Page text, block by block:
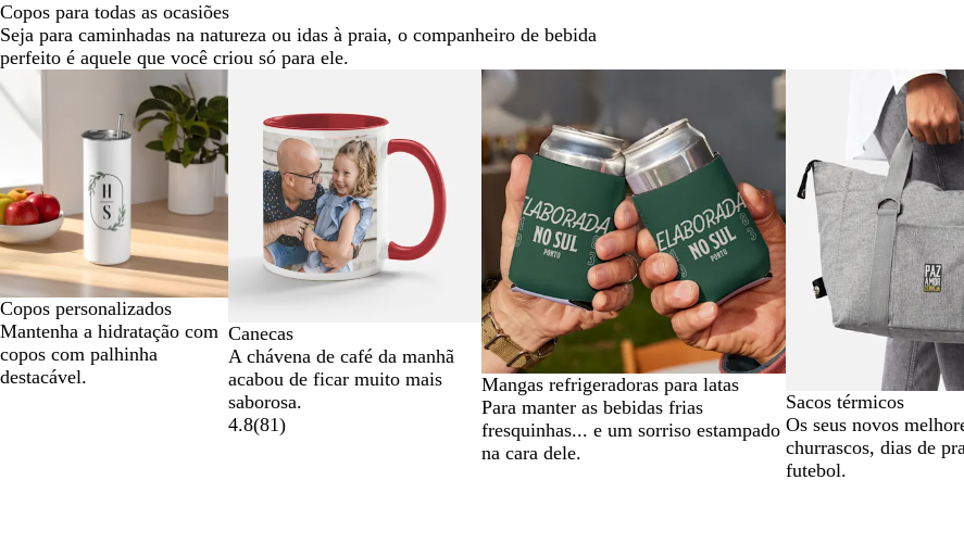
s
c
u
r
ooo
s
u
o
Copos para todas as ocasiões
Seja para caminhadas na natureza ou idas à praia, o companheiro de bebida
perfeito é aquele que você criou só para ele.
Copos personalizados
Mantenha a hidratação com
copos com palhinha
destacável.
Canecas
A chávena de café da manhã
acabou de ficar muito mais
saborosa.
4.8(81)
Novas opções
Mangas refrigeradoras para latas
Para manter as bebidas frias
fresquinhas... e um sorriso estampado
na cara dele.
Sacos térmicos
Os seus novos
churrascos, dias de
futebol.
Diapositivos
1
5